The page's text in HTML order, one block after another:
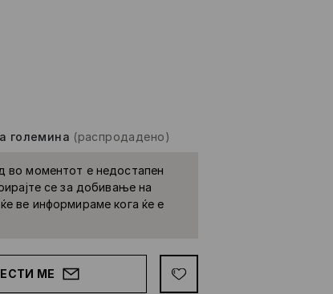
големина (распродадено)
во моментот е недостапен
се за добивање на
ве информираме кога ќе е
МЕ